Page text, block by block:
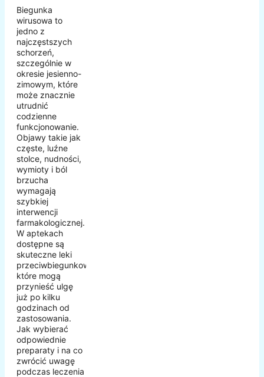
Biegunka
wirusowa to
jedno z
najczęstszych
schorzeń,
szczególnie w
okresie jesienno-
zimowym, które
może znacznie
utrudnić
codzienne
funkcjonowanie.
Objawy takie jak
częste, luźne
stolce, nudności,
wymioty i ból
brzucha
wymagają
szybkiej
interwencji
farmakologicznej.
W aptekach
dostępne są
skuteczne leki
przeciwbiegunkowe,
które mogą
przynieść ulgę
już po kilku
godzinach od
zastosowania.
Jak wybierać
odpowiednie
preparaty i na co
zwrócić uwagę
podczas leczenia